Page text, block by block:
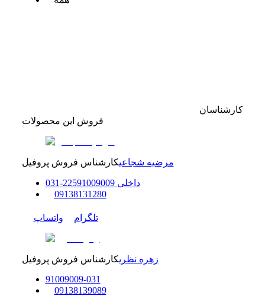
کارشناسان
فروش این محصولات
مرضیه شجاعیکارشناس فروش پروفیل
داخلی 22591009009
-
031
09138131280
تلگرام واتساپ
زهره نظریکارشناس فروش پروفیل
91009009-031
09138139089